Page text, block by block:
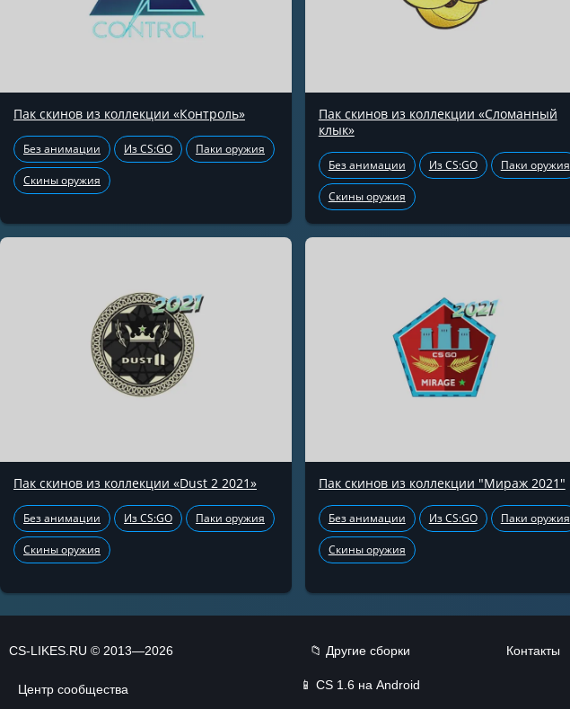
Пак скинов из коллекции «Контроль»
Без анимации Из CS:GO Паки оружия
Скины оружия
Пак скинов из коллекции «Сломанный
клык»
Без анимации Из CS:GO Паки оружия
Скины оружия
Пак скинов из коллекции «Dust 2 2021»
Без анимации Из CS:GO Паки оружия
Скины оружия
Пак скинов из коллекции "Мираж 2021"
Без анимации Из CS:GO Паки оружия
Скины оружия
CS-LIKES.RU © 2013—2026
Центр сообщества
📁 Другие сборки
📱 CS 1.6 на Android
Контакты